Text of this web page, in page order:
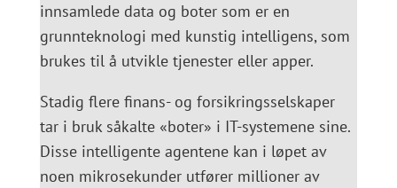
innsamlede data og boter som er en
grunnteknologi med kunstig intelligens, som
brukes til å utvikle tjenester eller apper.
Stadig flere finans- og forsikringsselskaper
tar i bruk såkalte «boter» i IT-systemene sine.
Disse intelligente agentene kan i løpet av
noen mikrosekunder utfører millioner av